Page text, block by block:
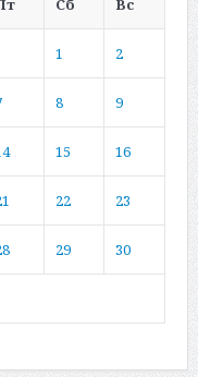
Сб Вс
1 2
8 9
15 16
22 23
29 30